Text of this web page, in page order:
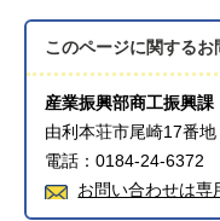
このページに関するお
産業振興部商工振興課
由利本荘市尾崎17番地
電話：0184-24-6372
お問い合わせは専